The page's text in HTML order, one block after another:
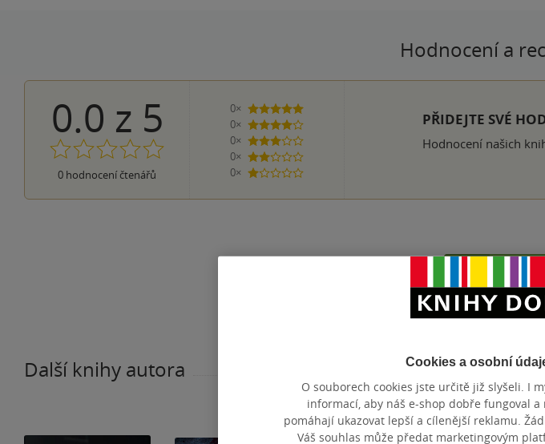
Hodnocení a
0.0 z 5
0 hodnocení čtenářů
0×
5 hvězdiček
0×
4 hvězdičky
0×
3 hvězdičky
0×
2 hvězdičky
0×
1 hvezdička
PŘIDEJTE SVÉ
Hodnocení našich
Další knihy autora Cookies a osobní
O souborech cookies jste určitě již slyšeli. I
informací, aby náš e-shop dobře fungoval
pomáhají ukazovat lepší a cílenější reklamu.
Váš souhlas může předat marketingovým